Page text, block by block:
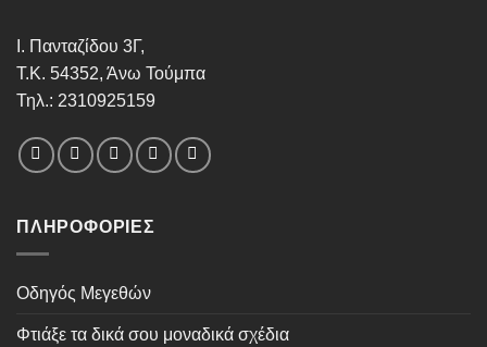
Ι. Πανταζίδου 3Γ,
Τ.Κ. 54352, Άνω Τούμπα
Τηλ.: 2310925159
ΠΛΗΡΟΦΟΡΊΕΣ
Οδηγός Μεγεθών
Φτιάξε τα δικά σου μοναδικά σχέδια